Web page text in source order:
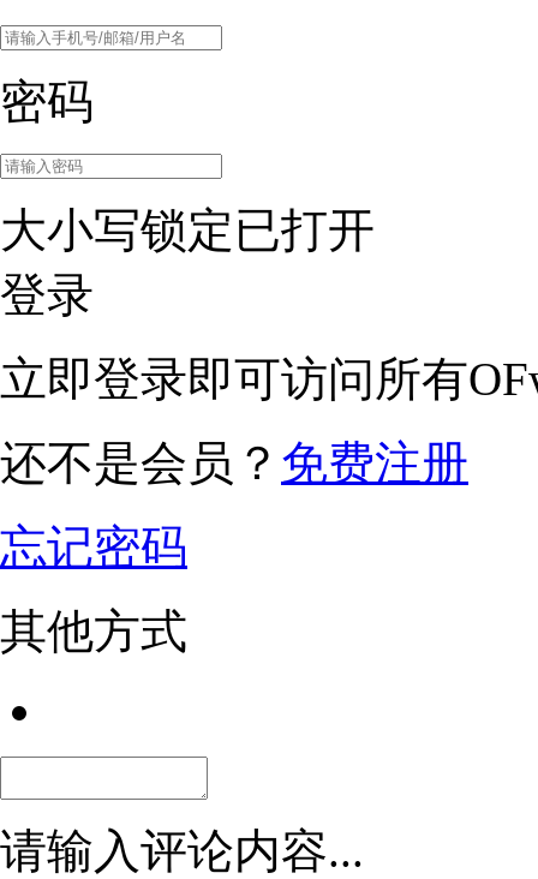
密码
大小写锁定已打开
登录
立即登录即可访问所有
还不是会员？ 免费注册
忘记密码
其他方式
请输入评论内容...